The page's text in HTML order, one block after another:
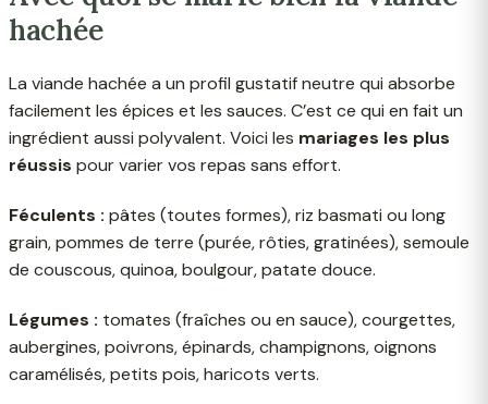
hachée
La viande hachée a un profil gustatif neutre qui absorbe
facilement les épices et les sauces. C’est ce qui en fait un
ingrédient aussi polyvalent. Voici les mariages les plus
réussis pour varier vos repas sans effort.
Féculents : pâtes (toutes formes), riz basmati ou long
grain, pommes de terre (purée, rôties, gratinées), semoule
de couscous, quinoa, boulgour, patate douce.
Légumes : tomates (fraîches ou en sauce), courgettes,
aubergines, poivrons, épinards, champignons, oignons
caramélisés, petits pois, haricots verts.